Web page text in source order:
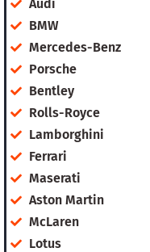
Audi
BMW
Mercedes-Benz
Porsche
Bentley
Rolls-Royce
Lamborghini
Ferrari
Maserati
Aston Martin
McLaren
Lotus